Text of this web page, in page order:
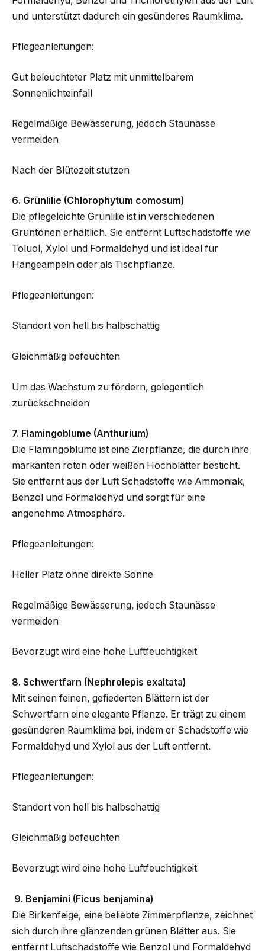
und unterstützt dadurch ein gesünderes Raumklima.
Pflegeanleitungen:
Gut beleuchteter Platz mit unmittelbarem
Sonnenlichteinfall
Regelmäßige Bewässerung, jedoch Staunässe
vermeiden
Nach der Blütezeit stutzen
6. Grünlilie (Chlorophytum comosum)
Die pflegeleichte Grünlilie ist in verschiedenen
Grüntönen erhältlich. Sie entfernt Luftschadstoffe wie
Toluol, Xylol und Formaldehyd und ist ideal für
Hängeampeln oder als Tischpflanze.
Pflegeanleitungen:
Standort von hell bis halbschattig
Gleichmäßig befeuchten
Um das Wachstum zu fördern, gelegentlich
zurückschneiden
7. Flamingoblume (Anthurium)
Die Flamingoblume ist eine Zierpflanze, die durch ihre
markanten roten oder weißen Hochblätter besticht.
Sie entfernt aus der Luft Schadstoffe wie Ammoniak,
Benzol und Formaldehyd und sorgt für eine
angenehme Atmosphäre.
Pflegeanleitungen:
Heller Platz ohne direkte Sonne
Regelmäßige Bewässerung, jedoch Staunässe
vermeiden
Bevorzugt wird eine hohe Luftfeuchtigkeit
8. Schwertfarn (Nephrolepis exaltata)
Mit seinen feinen, gefiederten Blättern ist der
Schwertfarn eine elegante Pflanze. Er trägt zu einem
gesünderen Raumklima bei, indem er Schadstoffe wie
Formaldehyd und Xylol aus der Luft entfernt.
Pflegeanleitungen:
Standort von hell bis halbschattig
Gleichmäßig befeuchten
Bevorzugt wird eine hohe Luftfeuchtigkeit
9. Benjamini (Ficus benjamina)
Die Birkenfeige, eine beliebte Zimmerpflanze, zeichnet
sich durch ihre glänzenden grünen Blätter aus. Sie
entfernt Luftschadstoffe wie Benzol und Formaldehyd